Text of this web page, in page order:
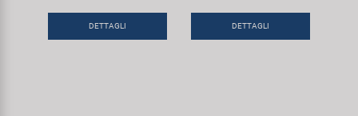
DETTAGLI DETTAGLI